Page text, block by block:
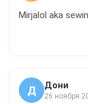
Mirjalol aka
Д Дони
26 ноября